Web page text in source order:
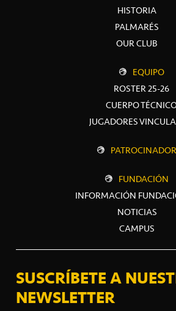
HISTORIA
PALMARÉS
OUR CLUB
EQUIPO
ROSTER 25-26
CUERPO
JUGADORES
FUNDACIÓN
INFORMACIÓN
NOTICIAS
CAMPUS
SUSCRÍBETE A
NEWSLETTER